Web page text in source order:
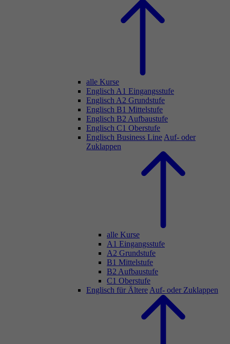
alle Kurse
Englisch A1 Eingangsstufe
Englisch A2 Grundstufe
Englisch B1 Mittelstufe
Englisch B2 Aufbaustufe
Englisch C1 Oberstufe
Englisch Business Line Auf- oder
Zuklappen
alle Kurse
A1 Eingangsstufe
A2 Grundstufe
B1 Mittelstufe
B2 Aufbaustufe
C1 Oberstufe
Englisch für Ältere Auf- oder Zuklappen